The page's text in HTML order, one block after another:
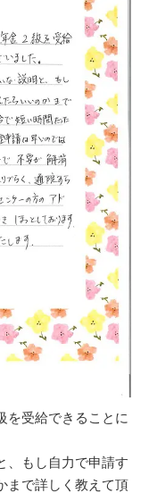
を受給できることに
、もし自力で申請す
まで詳しく教えて頂